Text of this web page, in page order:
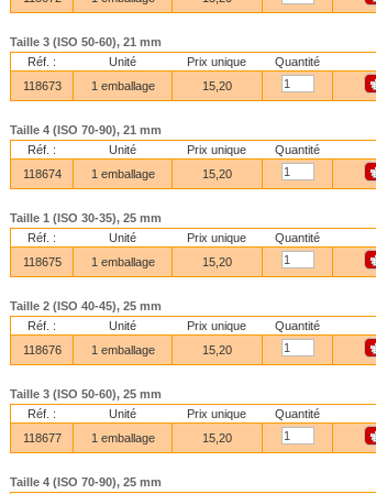
Taille 3 (ISO 50-60), 21 mm
Réf. :
Unité Prix unique
Quantité
118673
1 emballage 15,20
Taille 4 (ISO 70-90), 21 mm
Réf. :
Unité Prix unique
Quantité
118674
1 emballage 15,20
Taille 1 (ISO 30-35), 25 mm
Réf. :
Unité Prix unique
Quantité
118675
1 emballage 15,20
Taille 2 (ISO 40-45), 25 mm
Réf. :
Unité Prix unique
Quantité
118676
1 emballage 15,20
Taille 3 (ISO 50-60), 25 mm
Réf. :
Unité Prix unique
Quantité
118677
1 emballage 15,20
Taille 4 (ISO 70-90), 25 mm